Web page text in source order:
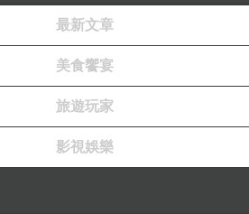
最新文章
美食饗宴
旅遊玩家
影視娛樂